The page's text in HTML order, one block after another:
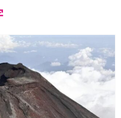
Increase
size.